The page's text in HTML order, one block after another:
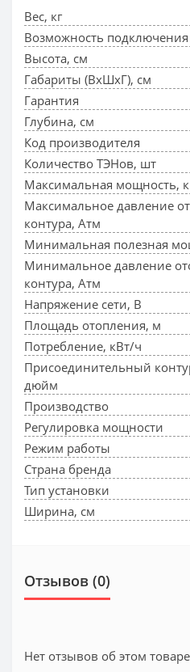
Вес, кг
Возможность
Высота, см
Габариты (ВхШхГ), см
Гарантия
Глубина, см
Код производителя
Количество ТЭНов, шт
Максимальная мощность,
Максимальное давление
контура, Атм
Минимальная полезная
Минимальное давление
контура, Атм
Напряжение сети, В
Площадь отопления, м
Потребление, кВт/ч
Присоединительный
дюйм
Производство
Регулировка мощности
Режим работы
Страна бренда
Тип установки
Ширина, см
Отзывов (0)
Нет отзывов об этом